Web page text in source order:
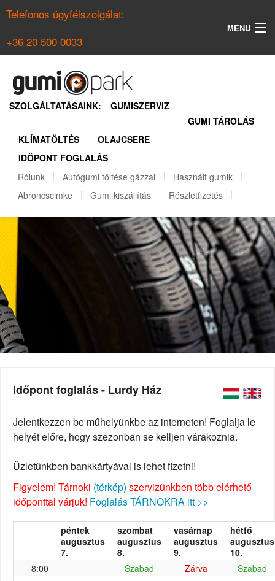
Telefonos ügyfélszolgálat:
+36 20 500 0033
MENU
NYÁRI GUMI KERESŐ
REGISZTRÁCIÓ
SZOLGÁLTATÁSAINK:
GUMISZERVIZ
GUMI TÁROLÁS
KLÍMATÖLTÉS
OLAJCSERE
IDŐPONT FOGLALÁS
Rólunk
Autógumi töltése gázzal
Használt gumik
Abroncscimke
Gumi kiszállítás Részletfizetés
Időpont foglalás - Lurdy Ház
Jelentkezzen be műhelyünkbe az interneten! Foglalja le
helyét előre, hogy szezonban se kelljen várakoznia.
Üzletünkben bankkártyával is lehet fizetni!
Figyelem! Tárnoki (térkép) szervizünkben több elérhető
időponttal várjuk! Foglalás TÁRNOKRA itt >>
péntek
augusztus
7.
szombat
augusztus
8.
vasárnap
augusztus
9.
hétfő
augusztus
10.
8:00
Szabad Zárva
Szabad